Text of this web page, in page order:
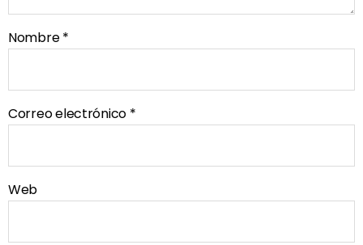
Nombre*
Correo electrónico *
Web